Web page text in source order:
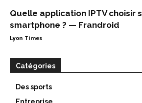
Quelle application IPTV choisir
smartphone ? — Frandroid
Lyon Times
Catégories
Des sports